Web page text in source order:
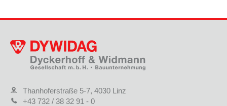
Thanhoferstraße 5-7, 4030 Linz
+43 732 / 38 32 91 - 0